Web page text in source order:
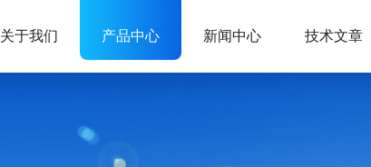
关于我们 产品中心 新闻中心 技术文章